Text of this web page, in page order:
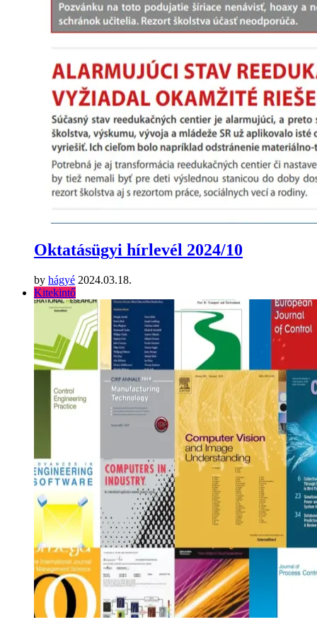
Oktatásügyi hírlevél 2024/10
by hágyé 2024.03.18.
Kitekintő